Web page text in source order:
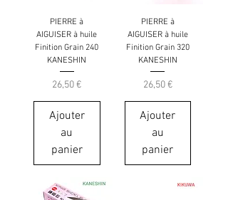
PIERRE à
AIGUISER à huile
Finition Grain 240
KANESHIN
Prix
26,50 €
Ajouter
au
panier
PIERRE à
AIGUISER à huile
Finition Grain 320
KANESHIN
Prix
26,50 €
Ajouter
au
panier